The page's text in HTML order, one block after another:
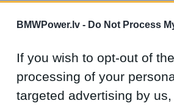
BMWPower.lv - Do Not Process
If you wish to opt-out of
processing of your
targeted advertising by